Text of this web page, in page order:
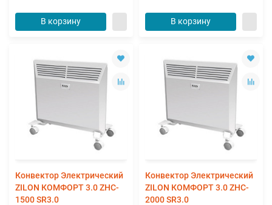
В корзину В корзину
Конвектор Электрический
ZILON КОМФОРТ 3.0 ZHC-
1500 SR3.0
Конвектор Электрический
ZILON КОМФОРТ 3.0 ZHC-
2000 SR3.0